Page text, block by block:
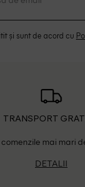
și sunt de acord cu
TRANSPORT
mai mari
DETALII